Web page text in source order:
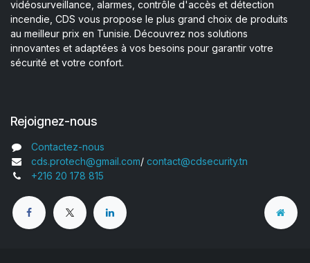
vidéosurveillance, alarmes, contrôle d'accès et détection
incendie, CDS vous propose le plus grand choix de produits
au meilleur prix en Tunisie. Découvrez nos solutions
innovantes et adaptées à vos besoins pour garantir votre
sécurité et votre confort.
Rejoignez-nous
Contactez-nous
cds.protech@gmail.com/ contact@cdsecurity.tn
+216 20 178 815